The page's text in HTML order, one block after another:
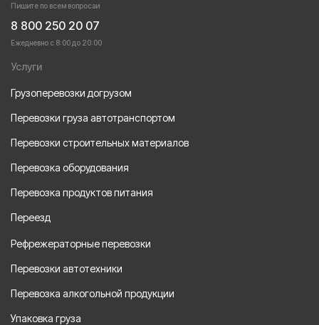
Пишите по всем вопросаи
8 800 250 20 07
Ежедневно с 8:00 до 20:00
Услуги
Грузоперевозки догрузом
Перевозки груза автотранспортом
Перевозки строительных материалов
Перевозка оборудования
Перевозка продуктов питания
Переезд
Рефрежераторные перевозки
Перевозки автотехники
Перевозка алкогольной продукции
Упаковка груза